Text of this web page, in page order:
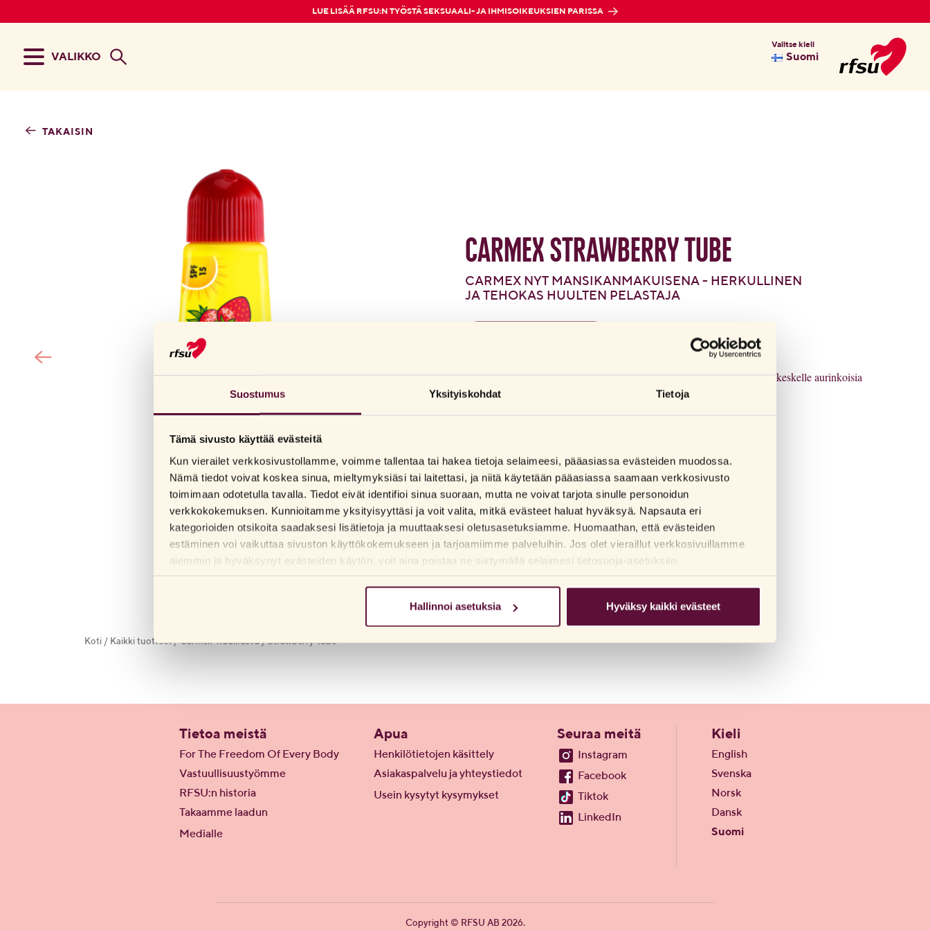
Suostumus Yksityiskohdat Tietoja
Tämä sivusto käyttää evästeitä
Kun vierailet verkkosivustollamme, voimme tallentaa tai hakea tietoja selaimeesi, pääasiassa evästeiden muodossa.
Nämä tiedot voivat koskea sinua, mieltymyksiäsi tai laitettasi, ja niitä käytetään pääasiassa saamaan verkkosivusto
toimimaan odotetulla tavalla. Tiedot eivät identifioi sinua suoraan, mutta ne voivat tarjota sinulle personoidun
verkkokokemuksen. Kunnioitamme yksityisyyttäsi ja voit valita, mitkä evästeet haluat hyväksyä. Napsauta eri
kategorioiden otsikoita saadaksesi lisätietoja ja muuttaaksesi oletusasetuksiamme. Huomaathan, että evästeiden
estäminen voi vaikuttaa sivuston käyttökokemukseen ja tarjoamiimme palveluihin. Jos olet vieraillut verkkosivuillamme
aiemmin ja hyväksynyt evästeiden käytön, voit aina poistaa ne siirtymällä selaimesi tietosuoja-asetuksiin.
Hallinnoi asetuksia Hyväksy kaikki evästeet
LUE LISÄÄ RFSU:N TYÖSTÄ SEKSUAALI- JA IHMISOIKEUKSIEN PARISSA
VALIKKO
Valitse kieli
Suomi
TAKAISIN
CarmexStrawberry Tube
CARMEX NYT MANSIKANMAKUISENA - HERKULLINEN
JA TEHOKAS HUULTEN PELASTAJA
UUTUUS! Carmex Strawberry Tube SPF15-suojakertoimella vie sinut keskelle aurinkoisia
mansikkapeltoja. Kuin jälkiruoka huulillasi!
Sisältää mentholia, jolla on rauhoittavan viilentävä vaikutus
Mansikoiden herkullinen aromi
Koti / Kaikki tuotteet / Carmex-huulirasva / Strawberry Tube
Tietoa meistä
For The Freedom Of Every Body
Vastuullisuustyömme
RFSU:n historia
Takaamme laadun
Medialle
Apua
Henkilötietojen käsittely
Asiakaspalvelu ja yhteystiedot
Usein kysytyt kysymykset
Seuraa meitä
Instagram
Facebook
Tiktok
LinkedIn
Kieli
English
Svenska
Norsk
Dansk
Suomi
Copyright © RFSU AB 2026.